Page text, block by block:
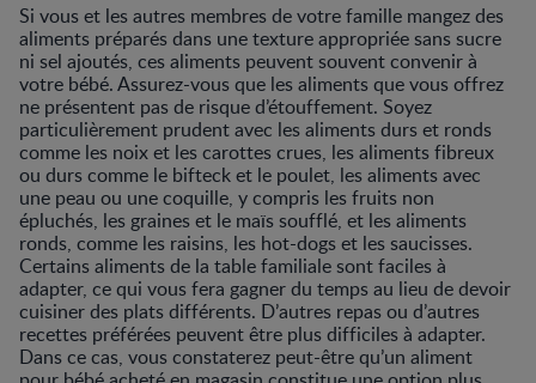
Si vous et les autres membres de votre famille mangez des
aliments préparés dans une texture appropriée sans sucre
ni sel ajoutés, ces aliments peuvent souvent convenir à
votre bébé. Assurez-vous que les aliments que vous offrez
ne présentent pas de risque d’étouffement. Soyez
particulièrement prudent avec les aliments durs et ronds
comme les noix et les carottes crues, les aliments fibreux
ou durs comme le bifteck et le poulet, les aliments avec
une peau ou une coquille, y compris les fruits non
épluchés, les graines et le maïs soufflé, et les aliments
ronds, comme les raisins, les hot-dogs et les saucisses.
Certains aliments de la table familiale sont faciles à
adapter, ce qui vous fera gagner du temps au lieu de devoir
cuisiner des plats différents. D’autres repas ou d’autres
recettes préférées peuvent être plus difficiles à adapter.
Dans ce cas, vous constaterez peut-être qu’un aliment